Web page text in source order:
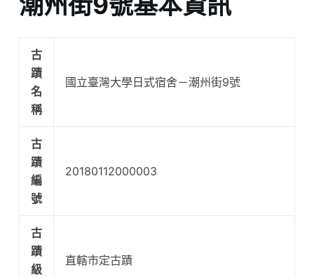
古
蹟
名
稱
國立臺灣大學日式宿舍－潮州街9號
古
蹟
編
號
20180112000003
古
蹟
級
直轄市定古蹟